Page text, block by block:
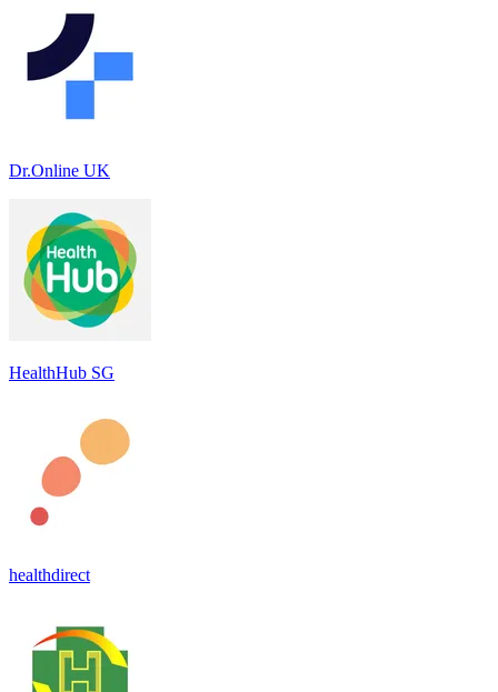
Dr.Online UK
HealthHub SG
healthdirect